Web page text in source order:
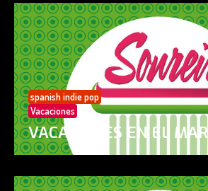
spanish indie pop
Vacaciones
VACACIONES EN EL MAR